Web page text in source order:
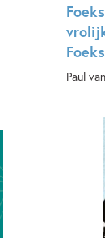
Paul